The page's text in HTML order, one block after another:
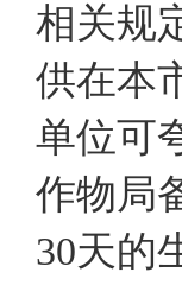
相关规
供在本
单位可
作物局
30天的